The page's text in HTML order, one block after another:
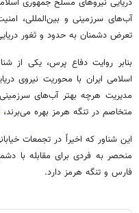
آب‌های سرزمینی و بین‌المللی،
تعرض دشمنان به حدود و ثغور
بنابر روایت دفاع پرس، یکی از
اسلامی ایران با محوریت نیروی
مدیریت هرچه بهتر آب‌های
متخاصم در تنگه هرمز بهره می‌برند،
این شناور که اخیراً در تجمعات
منحصر به فردی برای مقابله با
فارس و تنگه هرمز دارد.